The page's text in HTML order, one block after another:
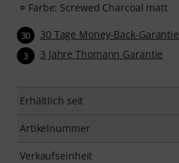
Farbe: Screwed Charcoal matt
30 30 Tage Money-Back-Garantie
3 3 Jahre Thomann Garantie
Erhältlich seit
Artikelnummer
Verkaufseinheit